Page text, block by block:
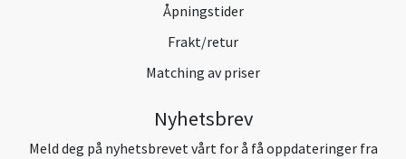
Åpningstider
Frakt/retur
Matching av priser
Nyhetsbrev
Meld deg på nyhetsbrevet vårt for å få oppdateringer fra